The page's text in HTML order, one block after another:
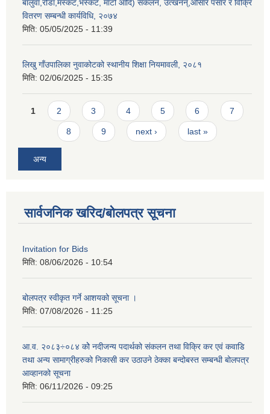
बालुवा,रोडा,मस्कट,भस्कट, माटो आदि) संकलन, उत्खनन्,ओसार पसार र विक्रि
वितरण सम्बन्धी कार्यविधि, २०७४
मिति: 05/05/2025 - 11:39
लिखु गाँउपालिका नुवाकोटको स्थानीय शिक्षा नियमावली, २०८१
मिति: 02/06/2025 - 15:35
Pages
1 2 3 4 5 6 7
8 9 next › last »
अन्य
सार्वजनिक खरिद/बोलपत्र सूचना
Invitation for Bids
मिति: 08/06/2026 - 10:54
बोलपत्र स्वीकृत गर्ने आशयको सूचना ।
मिति: 07/08/2026 - 11:25
आ.व. २०८३÷०८४ कोे नदीजन्य पदार्थको संकलन तथा विक्रि कर एवं कवाडि
तथा अन्य सामाग्रीहरुको निकासी कर उठाउने ठेक्का बन्दोबस्त सम्बन्धी बोलपत्र
आव्हानको सूचना
मिति: 06/11/2026 - 09:25